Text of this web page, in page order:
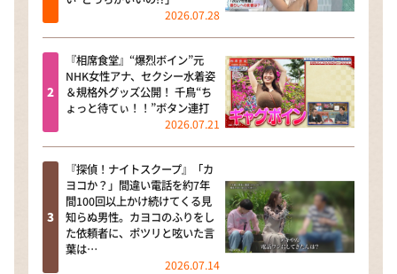
新婚さんいらっしゃい！
ポツンと一軒家
ザキ山小屋本館
ぺこぱのまるスポ
2026.07.28
『相席食堂』“爆烈ボイン”元
NHK女性アナ、セクシー水着姿
＆規格外グッズ公開！ 千鳥“ち
ょっと待てぃ！！”ボタン連打
2026.07.21
『探偵！ナイトスクープ』「カ
ヨコか？」間違い電話を約7年
間100回以上かけ続けてくる見
知らぬ男性。カヨコのふりをし
た依頼者に、ポツリと呟いた言
葉は…
2026.07.14